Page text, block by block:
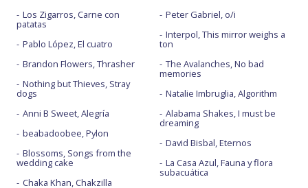
Los Zigarros, Carne con
patatas
Pablo López, El cuatro
Brandon Flowers, Thrasher
Nothing but Thieves, Stray
dogs
Anni B Sweet, Alegría
beabadoobee, Pylon
Blossoms, Songs from the
wedding cake
Chaka Khan, Chakzilla
Peter Gabriel, o/i
Interpol, This mirror weighs a
ton
The Avalanches, No bad
memories
Natalie Imbruglia, Algorithm
Alabama Shakes, I must be
dreaming
David Bisbal, Eternos
La Casa Azul, Fauna y flora
subacuática